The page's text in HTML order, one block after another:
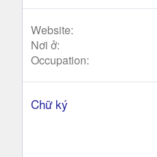
Website
Nơi ở
Occupation
Chữ ký